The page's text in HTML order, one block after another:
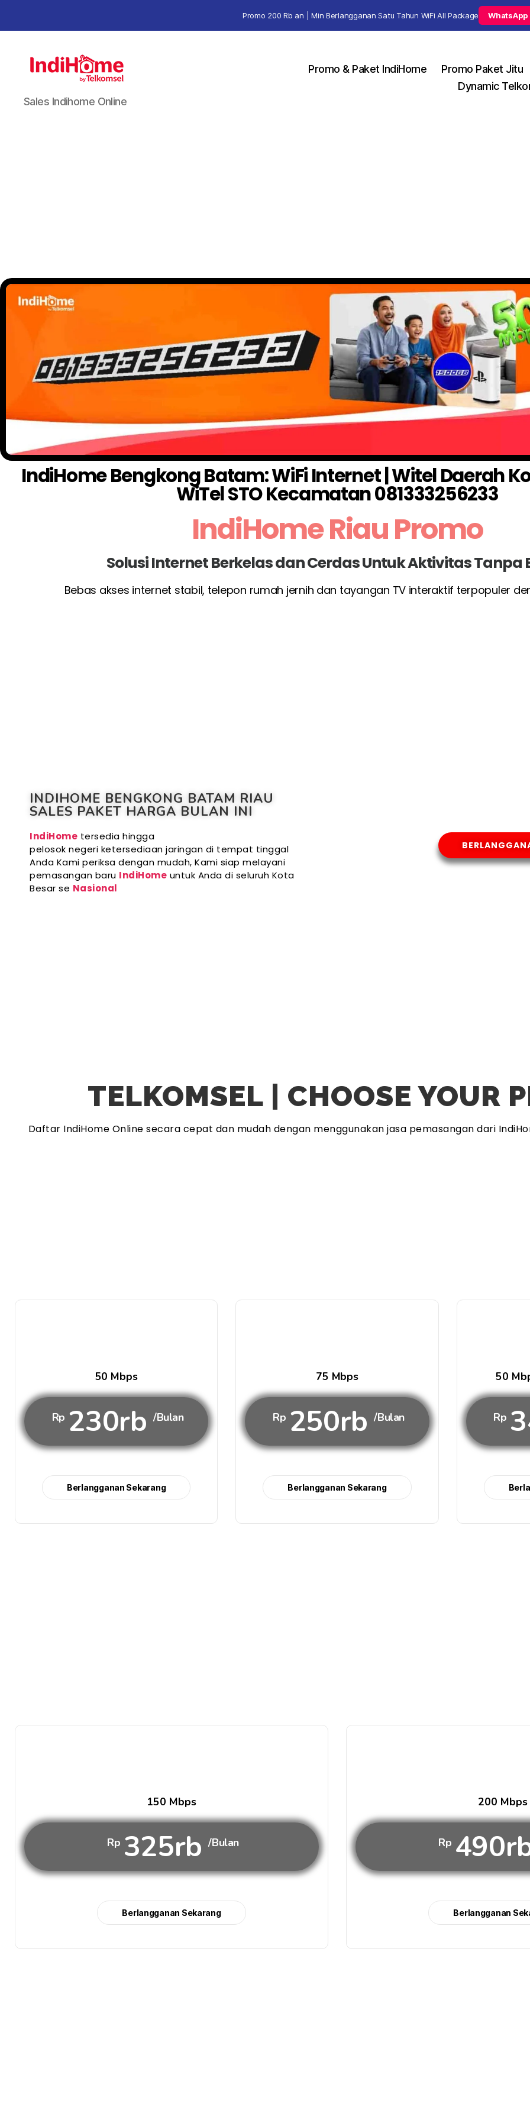
Sales Indihome Online
Promo & Paket IndiHome
Promo Paket Jitu
Dynamic
IndiHome Bengkong Batam: WiFi Internet | Witel Daerah
WiTel STO Kecamatan 081333256233
IndiHome Riau Promo
Solusi Internet Berkelas dan Cerdas Untuk Aktivitas Tanpa
Bebas akses internet stabil, telepon rumah jernih dan tayangan TV interaktif terpopuler
INDIHOME BENGKONG BATAM RIAU
SALES PAKET HARGA BULAN INI
IndiHome tersedia hingga
pelosok negeri ketersediaan jaringan di tempat tinggal
Anda Kami periksa dengan mudah, Kami siap melayani
pemasangan baru IndiHome untuk Anda di seluruh Kota
Besar se Nasional
TELKOMSEL | CHOOSE YOUR
Daftar IndiHome Online secara cepat dan mudah dengan menggunakan jasa pemasangan dari
50 Mbps
Rp 230rb /Bulan
Berlangganan Sekarang
75 Mbps
Rp 250rb /Bulan
Berlangganan Sekarang
50
Rp
150 Mbps
Rp 325rb /Bulan
Berlangganan Sekarang
200 Mbps
Rp
Berlangganan
Promo 200 Rb an | Min Berlangganan Satu Tahun WiFi All Package WhatsApp